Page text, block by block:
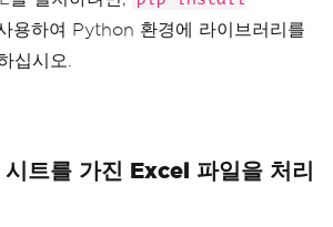
용하여 Python 환경에 라이브러리를
십시오.
트를 가진 Excel 파일을 처리